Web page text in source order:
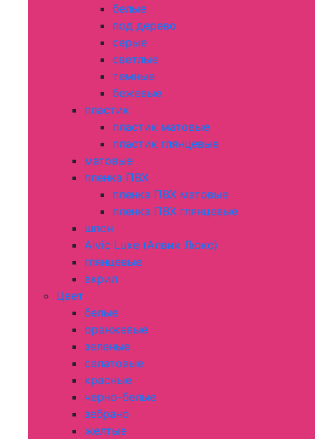
белые
под дерево
серые
светлые
темные
бежевые
пластик
пластик матовые
пластик глянцевые
матовые
пленка ПВХ
пленка ПВХ матовые
пленка ПВХ глянцевые
шпон
Alvic Luxe (Алвик Люкс)
глянцевые
акрил
Цвет
белые
оранжевые
зеленые
салатовые
красные
черно-белые
зебрано
желтые